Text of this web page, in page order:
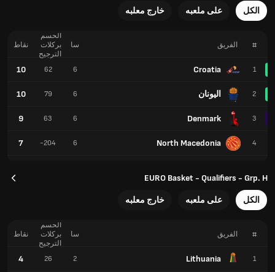
الكل على ملعبه خارج معلبه
# الفريق
1
Croatia
2 اليونان
3
Denmark
4
North Macedonia
سا
الحسم
بركلات
الترجيح
نقاط
6
62
10
6
79
10
6
63
9
6
-204
7
EURO Basket - Qualifiers - Grp. H
الكل على ملعبه خارج معلبه
# الفريق
1
Lithuania
سا
الحسم
بركلات
الترجيح
نقاط
2
26
4